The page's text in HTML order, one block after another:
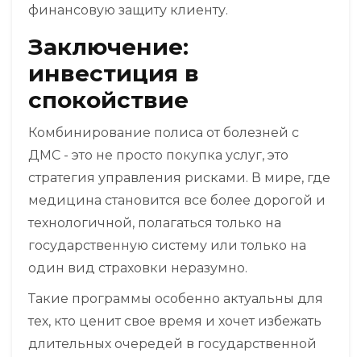
финансовую защиту клиенту.
Заключение:
инвестиция в
спокойствие
Комбинирование полиса от болезней с
ДМС - это не просто покупка услуг, это
стратегия управления рисками. В мире, где
медицина становится все более дорогой и
технологичной, полагаться только на
государственную систему или только на
один вид страховки неразумно.
Такие программы особенно актуальны для
тех, кто ценит свое время и хочет избежать
длительных очередей в государственной